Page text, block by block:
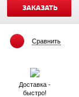
ЗАКАЗАТЬ
Сравнить
Доставка -
быстро!